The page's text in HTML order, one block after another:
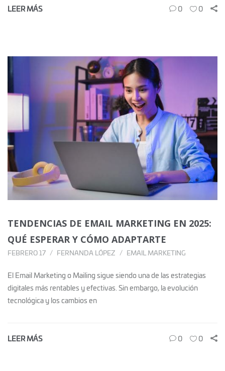
LEER MÁS 0 0
TENDENCIAS DE EMAIL MARKETING EN 2025:
QUÉ ESPERAR Y CÓMO ADAPTARTE
FEBRERO 17 FERNANDA LÓPEZ EMAIL MARKETING
El Email Marketing o Mailing sigue siendo una de las estrategias
digitales más rentables y efectivas. Sin embargo, la evolución
tecnológica y los cambios en
LEER MÁS 0 0